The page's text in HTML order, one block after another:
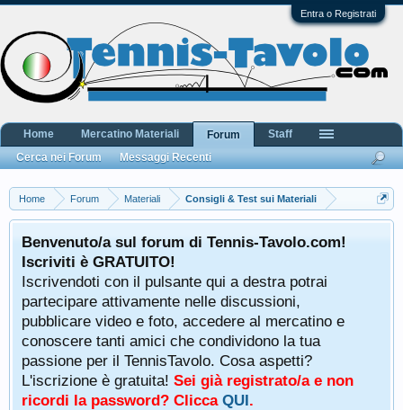
Entra o Registrati
Home Forum Materiali Consigli & Test sui Materiali
Benvenuto/a sul forum di Tennis-Tavolo.com!
Iscriviti è GRATUITO!
Iscrivendoti con il pulsante qui a destra potrai
partecipare attivamente nelle discussioni,
pubblicare video e foto, accedere al mercatino e
conoscere tanti amici che condividono la tua
passione per il TennisTavolo. Cosa aspetti?
L'iscrizione è gratuita! Sei già registrato/a e non
ricordi la password? Clicca QUI.
Home Mercatino Materiali
Forum
Cerca nei Forum
Messaggi Recenti
Staff